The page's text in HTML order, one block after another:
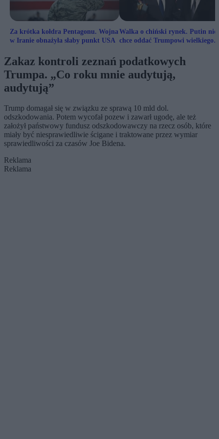
Za krótka kołdra Pentagonu. Wojna
w Iranie obnażyła słaby punkt USA
Walka o chiński rynek. Putin nie
chce oddać Trumpowi wielkiego
Zakaz kontroli zeznań podatkowych
Trumpa. „Co roku mnie audytują,
audytują”
Trump domagał się w związku ze sprawą 10 mld dol.
odszkodowania. Potem wycofał pozew i zawarł ugodę, ale też
założył państwowy fundusz odszkodowawczy na rzecz osób, które
miały być niesprawiedliwie ścigane i traktowane przez wymiar
sprawiedliwości za czasów Joe Bidena.
Reklama
Reklama